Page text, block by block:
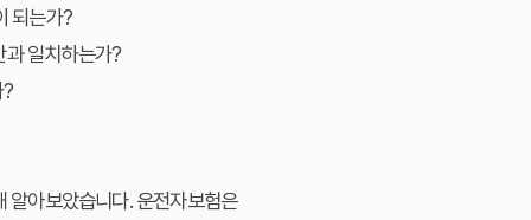
되는가?
과 일치하는가?
알아보았습니다. 운전자보험은